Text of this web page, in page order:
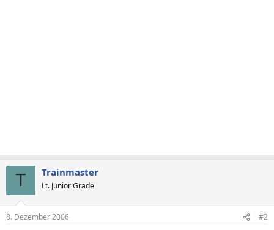
T Trainmaster
Lt. Junior Grade
8. Dezember 2006 #2